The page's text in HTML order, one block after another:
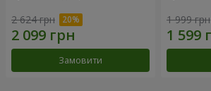
2 624 грн
Замовити
1 999 грн